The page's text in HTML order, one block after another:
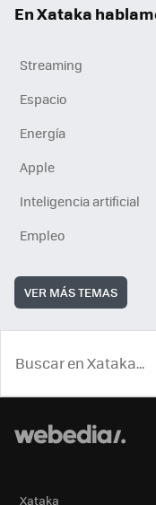
En Xataka
Streaming
Espacio
Energía
Apple
Inteligencia artificial
Empleo
VER MÁS TEMAS
Xataka